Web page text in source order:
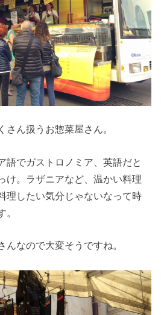
さん扱うお惣菜屋さん。
語でガストロノミア、英語だと
け。ラザニアなど、温かい料理
理したい気分じゃないなって時
。
んなので大変そうですね。